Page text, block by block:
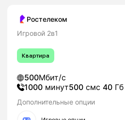
Ростелеком
Игровой 2в1
Квартира
500Мбит/с
1000 минут500 смс 40 Гб
Дополнительные опции